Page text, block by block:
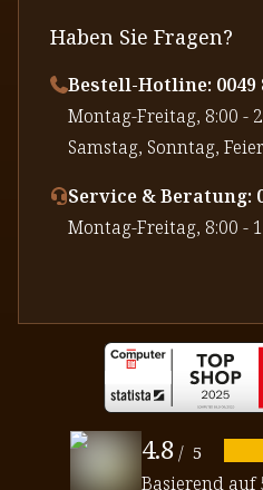
Haben Sie Fragen?
Bestell-Hotline: 0049
⁠Montag-Freitag, 8:00 -
⁠Samstag, Sonntag,
Service & Beratung:
⁠Montag-Freitag, 8:00 -
4.8 / 5
Basierend auf